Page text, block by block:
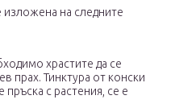
на следните
храстите да се
прах. Тинктура от конски
пръска с растения, се е